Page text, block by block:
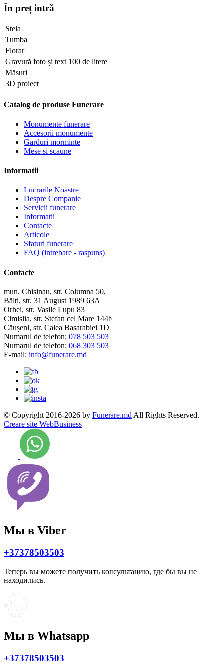
În preț intră
Stela
Tumba
Florar
Gravură foto și text 100 de litere
Măsuri
3D proiect
Catalog de produse Funerare
Monumente funerare
Accesorii monumente
Garduri morminte
Mese si scaune
Informatii
Lucrarile Noastre
Despre Companie
Servicii funerare
Informatii
Contacte
Articole
Sfaturi funerare
FAQ (intrebare - raspuns)
Contacte
mun. Chisinau, str. Columna 50,
Bălți, str. 31 August 1989 63A
Orhei, str. Vasile Lupu 83
Cimișlia, str. Ștefan cel Mare 144b
Căușeni, str. Calea Basarabiei 1D
Numarul de telefon: 078 503 503
Numarul de telefon: 068 303 503
E-mail: info@funerare.md
© Copyright 2016-2026 by Funerare.md All Rights Reserved.
Creare site WebBusiness
Мы в Viber
+37378503503
Теперь вы можете получить консультацию, где бы вы не
находились.
Мы в Whatsapp
+37378503503